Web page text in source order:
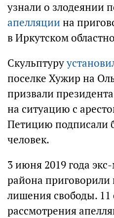
узнали о злодеянии
апелляции на
в Иркутском
Скульптуру
поселке Хужир на
призвали
на ситуацию с
Петицию подписали
человек.
3 июня 2019 года
района приговорили
лишения свободы. 11
рассмотрения